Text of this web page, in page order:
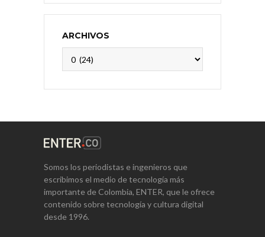
ARCHIVOS
Somos los periodistas e ingenieros que
escribimos el medio de tecnología más
importante de Colombia, ENTER, que le ofrece
contenido sobre tecnología y cultura digital
desde 1996.